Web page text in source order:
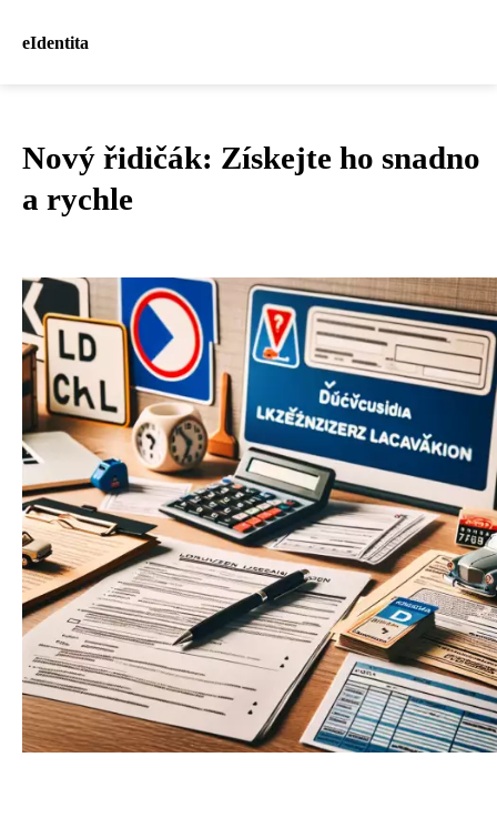
eIdentita
Nový řidičák: Získejte ho snadno
a rychle